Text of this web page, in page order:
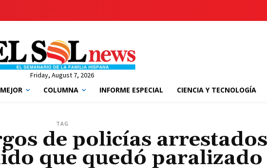
Friday, August 7, 2026
COLUMNA INFORME ESPECIAL CIENCIA Y TECNOLOGÍA
TAG
de policías
que quedó paralizado